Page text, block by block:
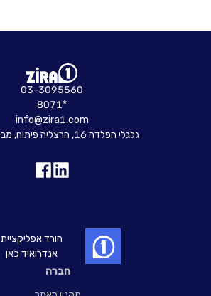
חברה
03-3095560
8071*
info@zira1.com
גלגלי הפלדה 16, הרצליה פיתוח, מבני תל-עד
הורד אפליקציית
אנדרואיד כאן